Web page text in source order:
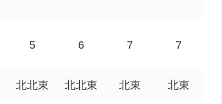
5 6 7 7
北北東 北北東 北東 北東